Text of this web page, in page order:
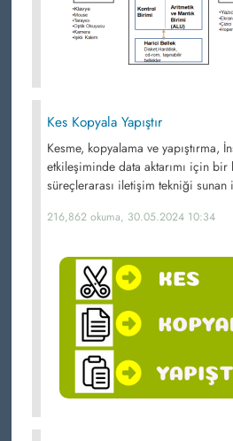
Kes Kopyala Yapıştır
Kesme, kopyalama ve yapıştırma,
etkileşiminde data aktarımı için bir
süreçlerarası iletişim tekniği sunan
216,862 okuma, 30.05.2024 10:34